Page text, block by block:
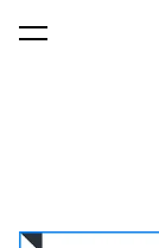
lisati ostukorvi.